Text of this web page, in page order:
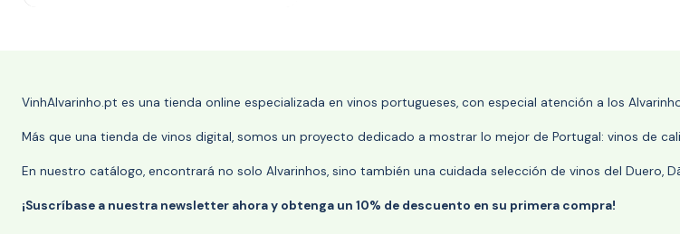
VinhAlvarinho.pt es una tienda online especializada en vinos portugueses, con especial atención a los
Más que una tienda de vinos digital, somos un proyecto dedicado a mostrar lo mejor de Portugal: vinos de
En nuestro catálogo, encontrará no solo Alvarinhos, sino también una cuidada selección de vinos del Duero,
¡Suscríbase a nuestra newsletter ahora y obtenga un 10% de descuento en su primera compra!